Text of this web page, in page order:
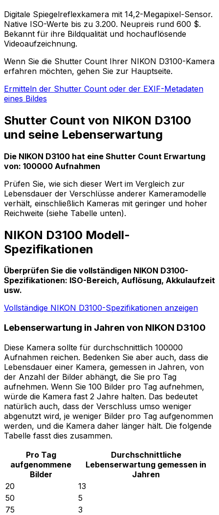
Digitale Spiegelreflexkamera mit 14,2-Megapixel-Sensor.
Native ISO-Werte bis zu 3.200. Neupreis rund 600 $.
Bekannt für ihre Bildqualität und hochauflösende
Videoaufzeichnung.
Wenn Sie die Shutter Count Ihrer NIKON D3100-Kamera
erfahren möchten, gehen Sie zur Hauptseite.
Ermitteln der Shutter Count oder der EXIF-Metadaten
eines Bildes
Shutter Count von NIKON D3100
und seine Lebenserwartung
Die NIKON D3100 hat eine Shutter Count Erwartung
von: 100000 Aufnahmen
Prüfen Sie, wie sich dieser Wert im Vergleich zur
Lebensdauer der Verschlüsse anderer Kameramodelle
verhält, einschließlich Kameras mit geringer und hoher
Reichweite (siehe Tabelle unten).
NIKON D3100 Modell-
Spezifikationen
Überprüfen Sie die vollständigen NIKON D3100-
Spezifikationen: ISO-Bereich, Auflösung, Akkulaufzeit
usw.
Vollständige NIKON D3100-Spezifikationen anzeigen
Lebenserwartung in Jahren von NIKON D3100
Diese Kamera sollte für durchschnittlich 100000
Aufnahmen reichen. Bedenken Sie aber auch, dass die
Lebensdauer einer Kamera, gemessen in Jahren, von
der Anzahl der Bilder abhängt, die Sie pro Tag
aufnehmen. Wenn Sie 100 Bilder pro Tag aufnehmen,
würde die Kamera fast 2 Jahre halten. Das bedeutet
natürlich auch, dass der Verschluss umso weniger
abgenutzt wird, je weniger Bilder pro Tag aufgenommen
werden, und die Kamera daher länger hält. Die folgende
Tabelle fasst dies zusammen.
Pro Tag
aufgenommene
Bilder
Durchschnittliche
Lebenserwartung gemessen in
Jahren
20
13
50
5
75
3